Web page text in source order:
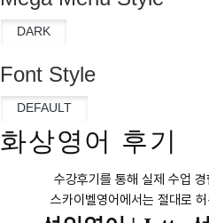
Font Style
화상영어 후기
수강후기를 통해 실제 수업
스카이벨영어에서는 절대로